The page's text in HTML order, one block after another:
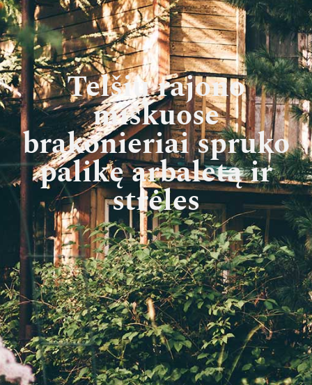
Telšių rajono
miškuose
brakonieriai spruko
palikę arbaletą ir
strėles